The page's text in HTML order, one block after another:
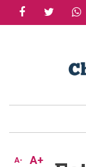
facebooktwitter
A- A+